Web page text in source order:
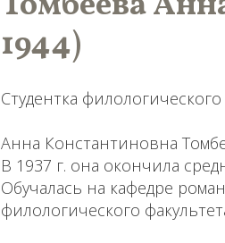
1944)
Студентка филологического
Анна Константиновна
В 1937 г. она окончила
Обучалась на кафедре
филологического